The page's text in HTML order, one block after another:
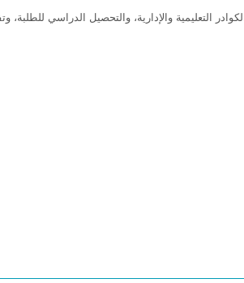
التعليمية والإدارية، والتحصيل الدراسي للطلبة،